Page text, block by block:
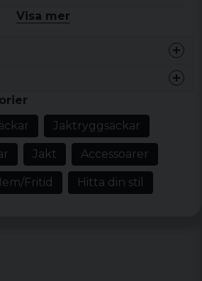
viktigaste.
svarta remmar och spännen,
lock med rundade kanter, tre
lock och spännen, justerbara
militärinspirerad
- 100% bomull, Foder - 80%
bomull, Stoppning - 100%
Visa mer
Jaktryggsäckar
Jakt Accessoarer
Fritid Hitta din stil